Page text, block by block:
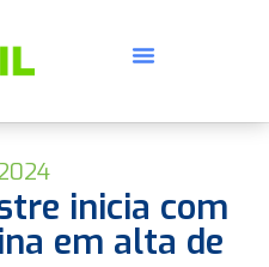
inicia com
em alta de